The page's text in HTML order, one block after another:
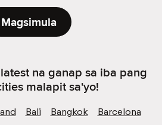
Magsimula
na ganap sa iba pang
malapit sa'yo!
Bali Bangkok
Barcelona